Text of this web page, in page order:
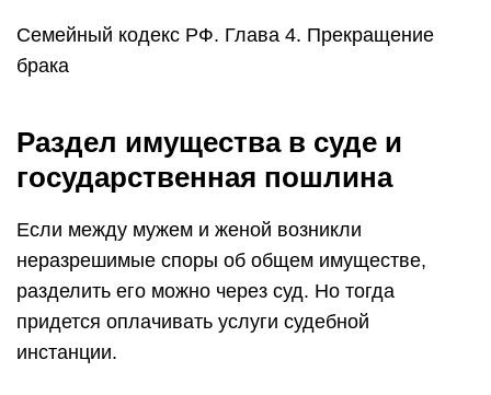
Семейный кодекс РФ. Глава 4. Прекращение
брака
Раздел имущества в суде и
государственная пошлина
Если между мужем и женой возникли
неразрешимые споры об общем имуществе,
разделить его можно через суд. Но тогда
придется оплачивать услуги судебной
инстанции.